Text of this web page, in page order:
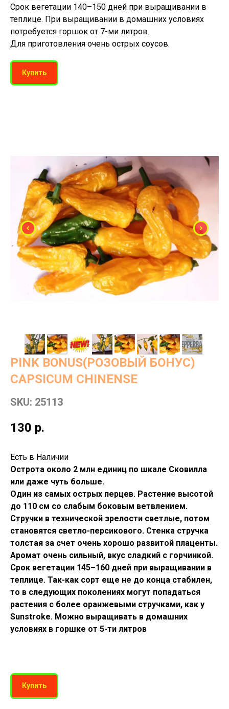
Срок вегетации 140–150 дней при выращивании в
теплице. При выращивании в домашних условиях
потребуется горшок от 7-ми литров.
Для приготовления очень острых соусов.
Купить
PINK BONUS(РОЗОВЫЙ БОНУС)
CAPSICUM CHINENSE
SKU: 25113
130 р.
Есть в Наличии
Острота около 2 млн единиц по шкале Сковилла
или даже чуть больше.
Один из самых острых перцев. Растение высотой
до 110 см со слабым боковым ветвлением.
Стручки в технической зрелости светлые, потом
становятся светло-персикового. Стенка стручка
толстая за счет очень хорошо развитой плаценты.
Аромат очень сильный, вкус сладкий с горчинкой.
Срок вегетации 145–160 дней при выращивании в
теплице. Так-как сорт еще не до конца стабилен,
то в следующих поколениях могут попадаться
растения с более оранжевыми стручками, как у
Sunstroke. Можно выращивать в домашних
условиях в горшке от 5-ти литров
Купить